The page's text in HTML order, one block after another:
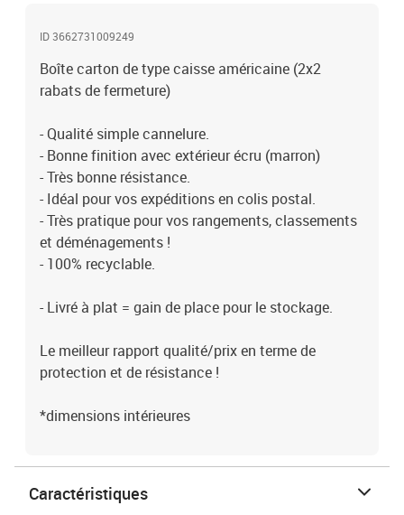
ID 3662731009249
Boîte carton de type caisse américaine (2x2
rabats de fermeture)
- Qualité simple cannelure.
- Bonne finition avec extérieur écru (marron)
- Très bonne résistance.
- Idéal pour vos expéditions en colis postal.
- Très pratique pour vos rangements, classements
et déménagements !
- 100% recyclable.
- Livré à plat = gain de place pour le stockage.
Le meilleur rapport qualité/prix en terme de
protection et de résistance !
*dimensions intérieures
Caractéristiques